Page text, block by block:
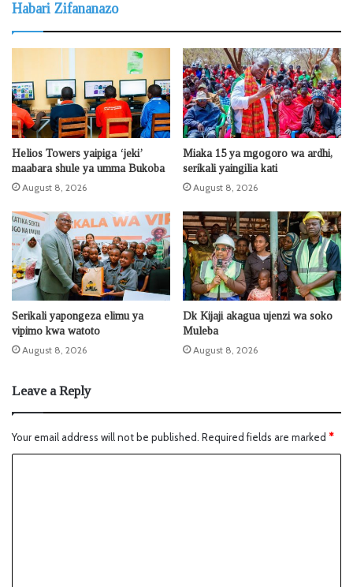
Habari Zifananazo
Helios Towers yaipiga ‘jeki’
maabara shule ya umma Bukoba
August 8, 2026
Miaka 15 ya mgogoro wa ardhi,
serikali yaingilia kati
August 8, 2026
Serikali yapongeza elimu ya
vipimo kwa watoto
August 8, 2026
Dk Kijaji akagua ujenzi wa soko
Muleba
August 8, 2026
Leave a Reply
Your email address will not be published. Required fields are marked *